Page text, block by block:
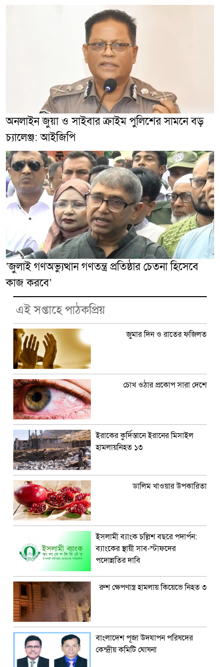
অনলাইন জুয়া ও সাইবার ক্রাইম পুলিশের সামনে বড়
চ্যালেঞ্জ: আইজিপি
‘জুলাই গণঅভ্যুত্থান গণতন্ত্র প্রতিষ্ঠার চেতনা হিসেবে
কাজ করবে’
এই সপ্তাহে পাঠকপ্রিয়
জুমার দিন ও রাতের ফজিলত
চোখ ওঠার প্রকোপ সারা দেশে
ইরাকের কুর্দিস্তানে ইরানের মিসাইল
হামলায়নিহত ১৩
ডালিম খাওয়ার উপকারিতা
ইসলামী ব্যাংক চল্লিশ বছরে পদার্পন:
ব্যাংকের স্থায়ী সাব-স্টাফদের
পদোন্নতির দাবি
রুশ ক্ষেপণাস্ত্র হামলায় কিয়েভে নিহত ৩
বাংলাদেশ পূজা উদযাপন পরিষদের
কেন্দ্রীয় কমিটি ঘোষনা